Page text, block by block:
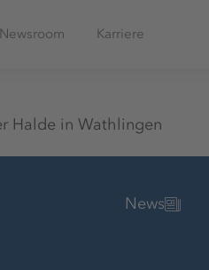
Newsroom Karriere
Halde in Wathlingen
News